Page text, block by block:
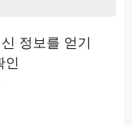
정보를 얻기
인